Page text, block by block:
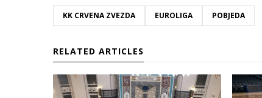
KK CRVENA ZVEZDA EUROLIGA POBJEDA
RELATED ARTICLES